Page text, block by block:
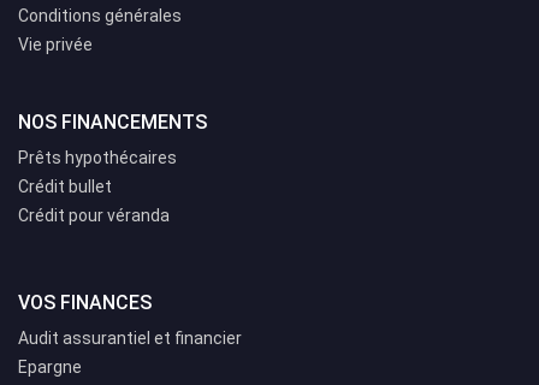
Conditions générales
Vie privée
NOS FINANCEMENTS
Prêts hypothécaires
Crédit bullet
Crédit pour véranda
VOS FINANCES
Audit assurantiel et financier
Epargne